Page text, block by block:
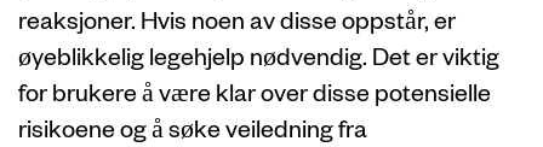
reaksjoner. Hvis noen av disse oppstår, er
øyeblikkelig legehjelp nødvendig. Det er viktig
for brukere å være klar over disse potensielle
risikoene og å søke veiledning fra